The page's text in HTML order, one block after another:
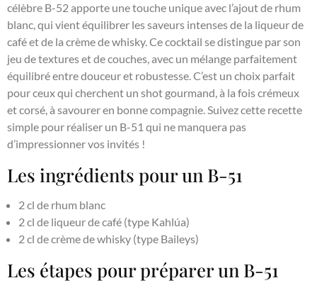
célèbre B-52 apporte une touche unique avec l’ajout de rhum
blanc, qui vient équilibrer les saveurs intenses de la liqueur de
café et de la crème de whisky. Ce cocktail se distingue par son
jeu de textures et de couches, avec un mélange parfaitement
équilibré entre douceur et robustesse. C’est un choix parfait
pour ceux qui cherchent un shot gourmand, à la fois crémeux
et corsé, à savourer en bonne compagnie. Suivez cette recette
simple pour réaliser un B-51 qui ne manquera pas
d’impressionner vos invités !
Les ingrédients pour un B-51
2 cl de rhum blanc
2 cl de liqueur de café (type Kahlúa)
2 cl de crème de whisky (type Baileys)
Les étapes pour préparer un B-51